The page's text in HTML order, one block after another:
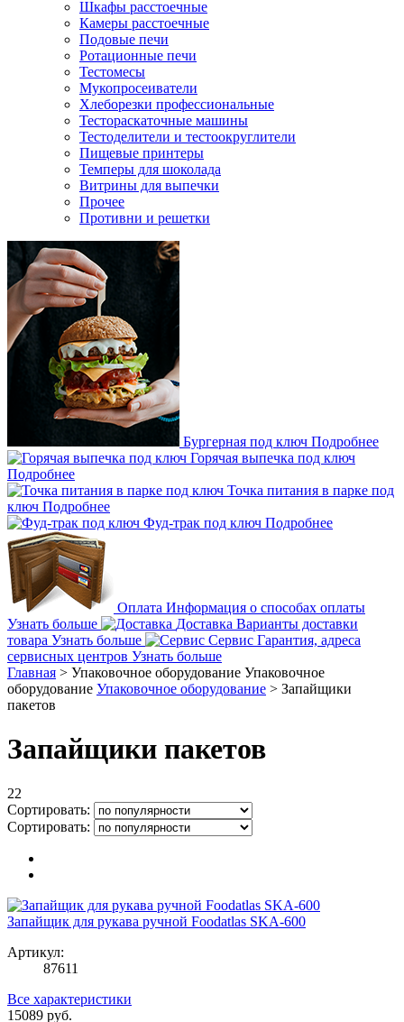
Шкафы расстоечные
Камеры расстоечные
Подовые печи
Ротационные печи
Тестомесы
Мукопросеиватели
Хлеборезки профессиональные
Тестораскаточные машины
Тестоделители и тестоокруглители
Пищевые принтеры
Темперы для шоколада
Витрины для выпечки
Прочее
Противни и решетки
Бургерная под ключ Подробнее
Горячая выпечка под ключ
Подробнее
Точка питания в парке под
ключ Подробнее
Фуд-трак под ключ Подробнее
Оплата Информация о способах оплаты
Узнать больше
Доставка Варианты доставки
товара Узнать больше Сервис Гарантия, адреса
сервисных центров Узнать больше
Главная > Упаковочное оборудование Упаковочное
оборудование Упаковочное оборудование > Запайщики
пакетов
Запайщики пакетов
22
Сортировать:
Сортировать:
Запайщик для рукава ручной Foodatlas SKA-600
Артикул:
87611
Все характеристики
15089 руб.